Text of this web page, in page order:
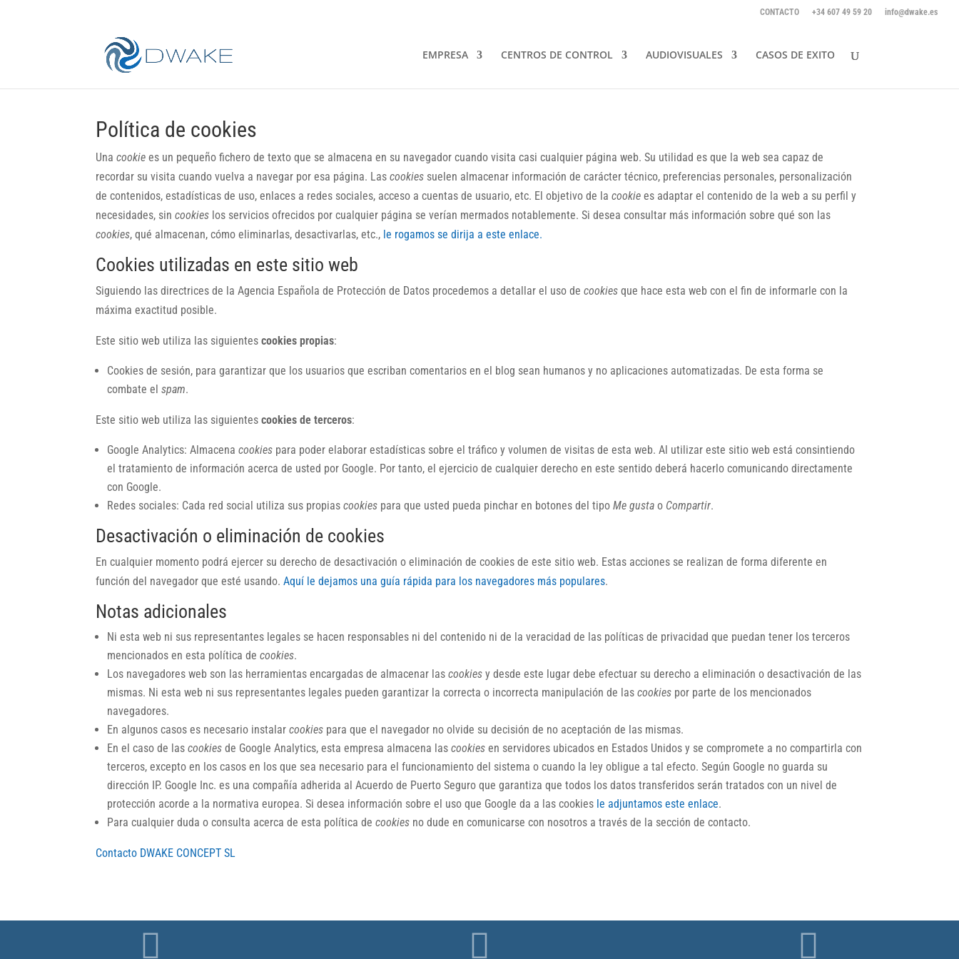
CONTACTO +34 607 49 59 20 info@dwake.es
EMPRESA CENTROS DE CONTROL AUDIOVISUALES CASOS DE EXITO
Política de cookies
Unacookie es un pequeño fichero de texto que se almacena en su navegador cuando visita casi cualquier página web. Su utilidad es que la web sea capaz de
recordar su visita cuando vuelva a navegar por esa página. Lascookies suelen almacenar información de carácter técnico, preferencias personales, personalización
de contenidos, estadísticas de uso, enlaces a redes sociales, acceso a cuentas de usuario, etc. El objetivo de lacookie es adaptar el contenido de la web a su perfil y
necesidades, sincookies los servicios ofrecidos por cualquier página se verían mermados notablemente. Si desea consultar más información sobre qué son las
cookies, qué almacenan, cómo eliminarlas, desactivarlas, etc., le rogamos se dirija a este enlace.
Cookies utilizadas en este sitio web
Siguiendo las directrices de la Agencia Española de Protección de Datos procedemos a detallar el uso decookies que hace esta web con el fin de informarle con la
máxima exactitud posible.
Este sitio web utiliza las siguientescookies propias:
Cookies de sesión, para garantizar que los usuarios que escriban comentarios en el blog sean humanos y no aplicaciones automatizadas. De esta forma se
combate elspam.
Este sitio web utiliza las siguientescookies de terceros:
Google Analytics: Almacenacookies para poder elaborar estadísticas sobre el tráfico y volumen de visitas de esta web. Al utilizar este sitio web está consintiendo
el tratamiento de información acerca de usted por Google. Por tanto, el ejercicio de cualquier derecho en este sentido deberá hacerlo comunicando directamente
con Google.
Redes sociales: Cada red social utiliza sus propiascookies para que usted pueda pinchar en botones del tipoMe gusta o Compartir.
Desactivación o eliminación de cookies
En cualquier momento podrá ejercer su derecho de desactivación o eliminación de cookies de este sitio web. Estas acciones se realizan de forma diferente en
función del navegador que esté usando.Aquí le dejamos una guía rápida para los navegadores más populares.
Notas adicionales
Ni esta web ni sus representantes legales se hacen responsables ni del contenido ni de la veracidad de las políticas de privacidad que puedan tener los terceros
mencionados en esta política decookies.
Los navegadores web son las herramientas encargadas de almacenar lascookies y desde este lugar debe efectuar su derecho a eliminación o desactivación de las
mismas. Ni esta web ni sus representantes legales pueden garantizar la correcta o incorrecta manipulación de lascookies por parte de los mencionados
navegadores.
En algunos casos es necesario instalarcookies para que el navegador no olvide su decisión de no aceptación de las mismas.
En el caso de lascookies de Google Analytics, esta empresa almacena lascookies en servidores ubicados en Estados Unidos y se compromete a no compartirla con
terceros, excepto en los casos en los que sea necesario para el funcionamiento del sistema o cuando la ley obligue a tal efecto. Según Google no guarda su
dirección IP. Google Inc. es una compañía adherida al Acuerdo de Puerto Seguro que garantiza que todos los datos transferidos serán tratados con un nivel de
protección acorde a la normativa europea. Si desea información sobre el uso que Google da a las cookies le adjuntamos este enlace.
Para cualquier duda o consulta acerca de esta política decookies no dude en comunicarse con nosotros a través de la sección de contacto.
Contacto DWAKE CONCEPT SL
  